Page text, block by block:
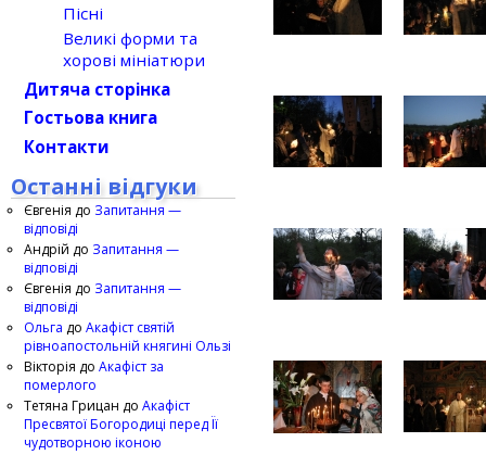
Пісні
Великі форми та
хорові мініатюри
Дитяча сторінка
Гостьова книга
Контакти
Останні відгуки
Євгенія до Запитання —
відповіді
Андрій до Запитання —
відповіді
Євгенія до Запитання —
відповіді
Ольга до Акафіст святій
рівноапостольній княгині Ользі
Вікторія до Акафіст за
померлого
Тетяна Грицан до Акафіст
Пресвятої Богородиці перед Її
чудотворною іконою